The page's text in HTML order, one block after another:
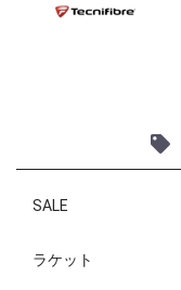
SALE
ラケット